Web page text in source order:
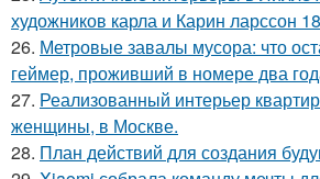
художников карла и Карин ларссон
26. Метровые завалы мусора: что
геймер, проживший в номере два
27. Реализованный интерьер
женщины, в Москве.
28. План действий для создания